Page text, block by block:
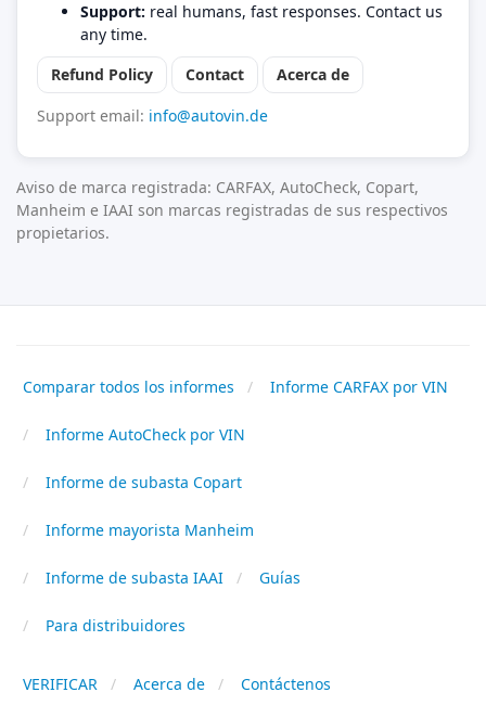
Support: real humans, fast responses. Contact us
any time.
Refund Policy
Contact
Acerca de
Support email: info@autovin.de
Aviso de marca registrada: CARFAX, AutoCheck, Copart,
Manheim e IAAI son marcas registradas de sus respectivos
propietarios.
Comparar todos los informes Informe CARFAX por VIN
Informe AutoCheck por VIN
Informe de subasta Copart
Informe mayorista Manheim
Informe de subasta IAAI Guías
Para distribuidores
VERIFICAR Acerca de Contáctenos